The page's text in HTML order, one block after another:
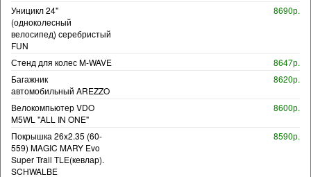
Уницикл 24"
(одноколесный
велосипед) серебристый
FUN
8690р.
Стенд для колес M-WAVE
8647р.
Багажник
автомобильный AREZZO
8620р.
Велокомпьютер VDO
M5WL "ALL IN ONE"
8600р.
Покрышка 26x2.35 (60-
559) MAGIC MARY Evo
Super Trail TLE(кевлар).
SCHWALBE
8590р.